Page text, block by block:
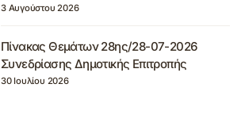
3 Αυγούστου 2026
Πίνακας Θεμάτων 28ης/28-07-2026
Συνεδρίασης Δημοτικής Επιτροπής
30 Ιουλίου 2026